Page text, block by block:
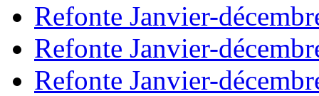
Refonte Janvier-
Refonte Janvier-
Refonte Janvier-